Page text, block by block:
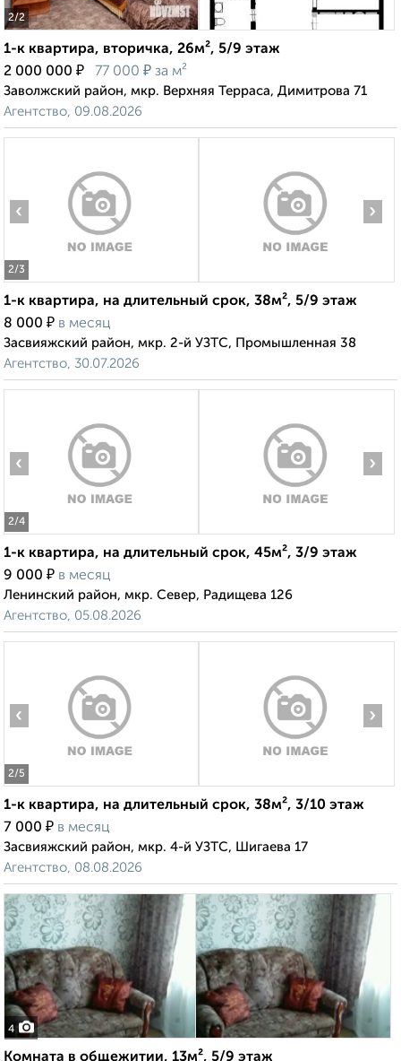
2/2
1-к квартира, вторичка, 26м², 5/9 этаж
2 000 000 ₽ 77 000 ₽ за м²
Заволжский район, мкр. Верхняя Терраса, Димитрова 71
Агентство, 09.08.2026
2/3
‹ ›
1-к квартира, на длительный срок, 38м², 5/9 этаж
8 000 ₽ в месяц
Засвияжский район, мкр. 2-й УЗТС, Промышленная 38
Агентство, 30.07.2026
2/4
‹ ›
1-к квартира, на длительный срок, 45м², 3/9 этаж
9 000 ₽ в месяц
Ленинский район, мкр. Север, Радищева 126
Агентство, 05.08.2026
2/5
‹ ›
1-к квартира, на длительный срок, 38м², 3/10 этаж
7 000 ₽ в месяц
Засвияжский район, мкр. 4-й УЗТС, Шигаева 17
Агентство, 08.08.2026
4
Комната в общежитии, 13м², 5/9 этаж